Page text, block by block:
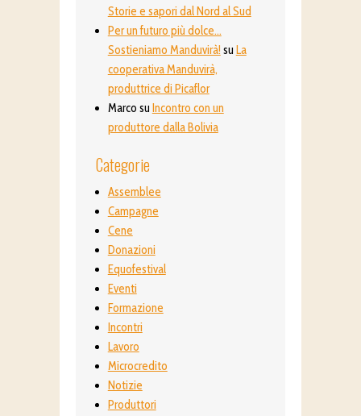
Storie e sapori dal Nord al Sud
Per un futuro più dolce…
Sostieniamo Manduvirà! su La
cooperativa Manduvirà,
produttrice di Picaflor
Marco su Incontro con un
produttore dalla Bolivia
Categorie
Assemblee
Campagne
Cene
Donazioni
Equofestival
Eventi
Formazione
Incontri
Lavoro
Microcredito
Notizie
Produttori